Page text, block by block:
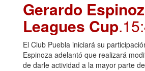
Gerardo
Leagues Cup
El Club Puebla iniciará su
Espinoza adelantó que realizará
de darle actividad a la mayor parte